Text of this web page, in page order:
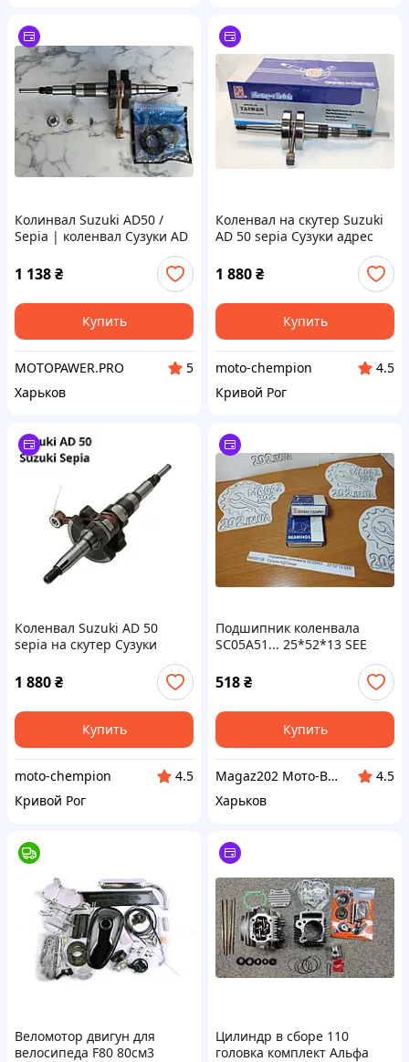
Колинвал Suzuki AD50 /
Sepia | коленвал Сузуки AD
двигателя скутера
1 138₴
Купить
MOTOPAWER.PRO
5
Харьков
Коленвал на скутер Suzuki
AD 50 sepia Сузуки адрес
1 880₴
Купить
moto-chempion
4.5
Кривой Рог
Коленвал Suzuki AD 50
sepia на скутер Сузуки
подшипником под палец
1 880₴
Купить
moto-chempion
4.5
Кривой Рог
Подшипник коленвала
SC05А51... 25*52*13 SEE
518₴
Купить
Magaz202 Мото-Вело-Бензо Запчасти
4.5
Харьков
Веломотор двигун для
велосипеда F80 80см3
Цилиндр в сборе 110
головка комплект Альфа